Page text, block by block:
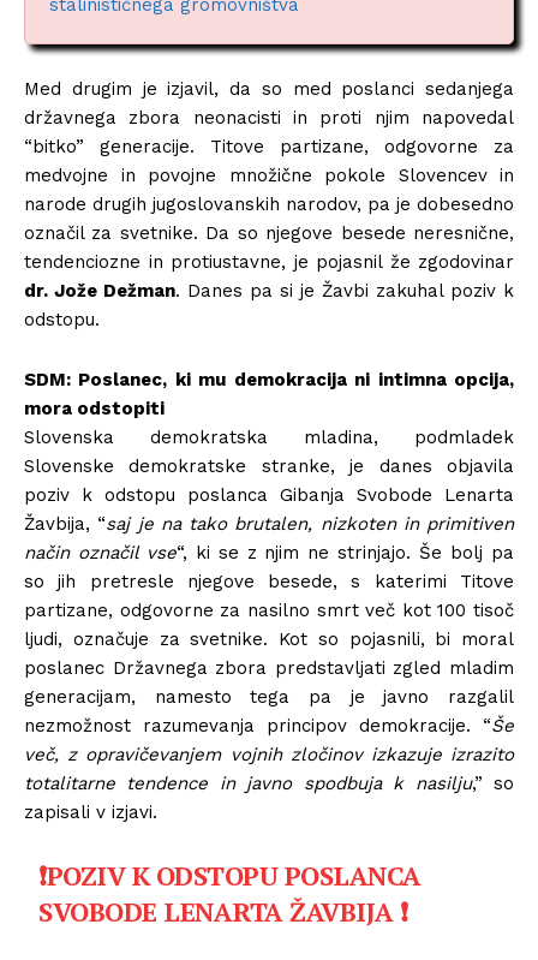
stalinističnega gromovništva
Med drugim je izjavil, da so med poslanci sedanjega
državnega zbora neonacisti in proti njim napovedal
“bitko” generacije. Titove partizane, odgovorne za
medvojne in povojne množične pokole Slovencev in
narode drugih jugoslovanskih narodov, pa je dobesedno
označil za svetnike. Da so njegove besede neresnične,
tendenciozne in protiustavne, je pojasnil že zgodovinar
dr. Jože Dežman. Danes pa si je Žavbi zakuhal poziv k
odstopu.
SDM: Poslanec, ki mu demokracija ni intimna opcija,
mora odstopiti
Slovenska demokratska mladina, podmladek
Slovenske demokratske stranke, je danes objavila
poziv k odstopu poslanca Gibanja Svobode Lenarta
Žavbija, “saj je na tako brutalen, nizkoten in primitiven
način označil vse“, ki se z njim ne strinjajo. Še bolj pa
so jih pretresle njegove besede, s katerimi Titove
partizane, odgovorne za nasilno smrt več kot 100 tisoč
ljudi, označuje za svetnike. Kot so pojasnili, bi moral
poslanec Državnega zbora predstavljati zgled mladim
generacijam, namesto tega pa je javno razgalil
nezmožnost razumevanja principov demokracije. “Še
več, z opravičevanjem vojnih zločinov izkazuje izrazito
totalitarne tendence in javno spodbuja k nasilju,” so
zapisali v izjavi.
❗️POZIV K ODSTOPU POSLANCA
SVOBODE LENARTA ŽAVBIJA ❗️